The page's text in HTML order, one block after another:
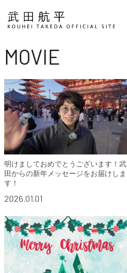
MOVIE
明けましておめでとうございます！武
田からの新年メッセージをお届けしま
す！
2026.01.01